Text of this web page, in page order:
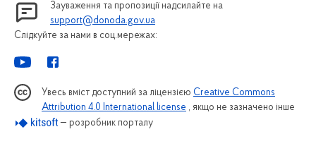
Зауваження та пропозиції надсилайте на
support@donoda.gov.ua
Слідкуйте за нами в соц.мережах:
Увесь вміст доступний за ліцензією Creative Commons
Attribution 4.0 International license , якщо не зазначено інше
— розробник порталу